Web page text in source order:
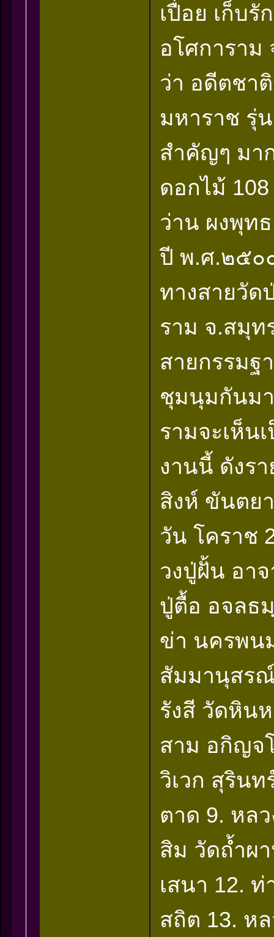
เปื่อย เก็บ
อโศการาม
ว่า อดีตชา
มหาราช รุ่
สำคัญๆ มา
ดอกไม้
ว่าน ผงพุท
ปี พ.ศ.๒๕๐
ทางสายวัด
ราม จ.สมุท
สายกรรม
ชุมนุมกันมา
รามจะเห็น
งานนี้ ดังร
สิงห์ ขันตย
วัน โคราช
วงปู่ฝั้น อา
ปู่ตื้อ อจลธ
ข่า นครพน
สัมมานุสรณ์
รังสี วัดหิน
สาม อกิญจ
วิเวก สุริน
ตาด 9. หล
สิม วัดถ้ำผ
เสนา 12.
สถิต 13. ห